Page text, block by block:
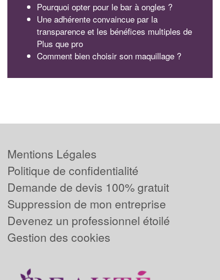
Pourquoi opter pour le bar à ongles ?
Une adhérente convaincue par la
transparence et les bénéfices multiples de
Plus que pro
Comment bien choisir son maquillage ?
Mentions Légales
Politique de confidentialité
Demande de devis 100% gratuit
Suppression de mon entreprise
Devenez un professionnel étoilé
Gestion des cookies